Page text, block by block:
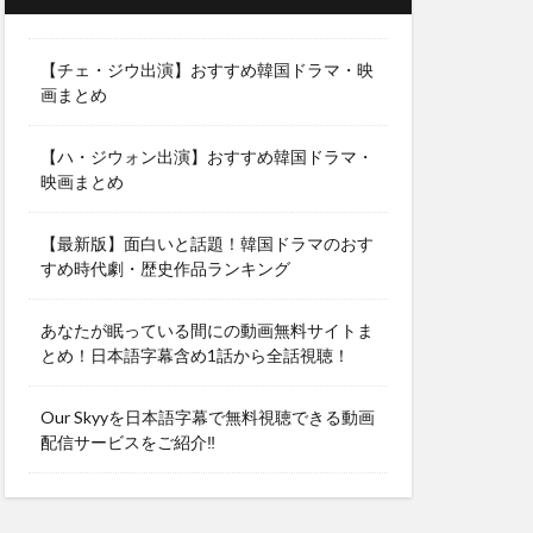
【チェ・ジウ出演】おすすめ韓国ドラマ・映
画まとめ
【ハ・ジウォン出演】おすすめ韓国ドラマ・
映画まとめ
【最新版】面白いと話題！韓国ドラマのおす
すめ時代劇・歴史作品ランキング
あなたが眠っている間にの動画無料サイトま
とめ！日本語字幕含め1話から全話視聴！
Our Skyyを日本語字幕で無料視聴できる動画
配信サービスをご紹介‼